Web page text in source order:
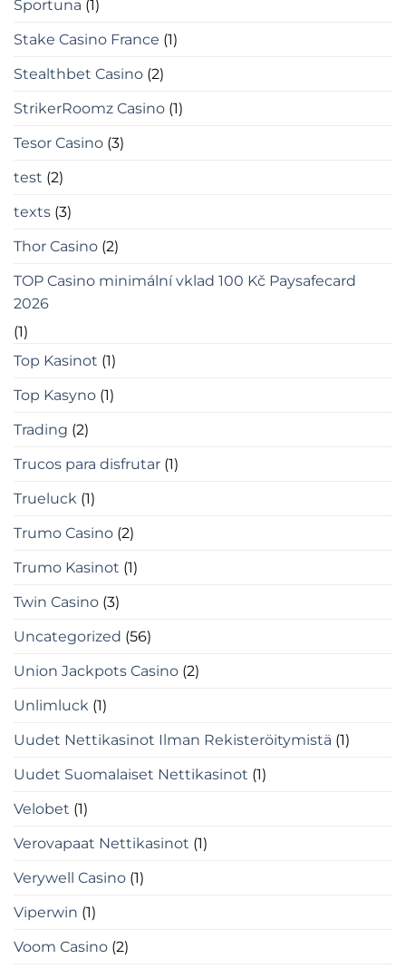
Sportuna (1)
Stake Casino France (1)
Stealthbet Casino (2)
StrikerRoomz Casino (1)
Tesor Casino (3)
test (2)
texts (3)
Thor Casino (2)
TOP Casino minimální vklad 100 Kč Paysafecard
2026
(1)
Top Kasinot (1)
Top Kasyno (1)
Trading (2)
Trucos para disfrutar (1)
Trueluck (1)
Trumo Casino (2)
Trumo Kasinot (1)
Twin Casino (3)
Uncategorized (56)
Union Jackpots Casino (2)
Unlimluck (1)
Uudet Nettikasinot Ilman Rekisteröitymistä (1)
Uudet Suomalaiset Nettikasinot (1)
Velobet (1)
Verovapaat Nettikasinot (1)
Verywell Casino (1)
Viperwin (1)
Voom Casino (2)